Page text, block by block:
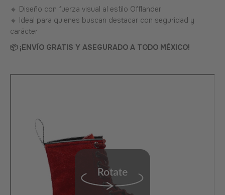
🔸 Diseño con fuerza visual al estilo Offlander
🔸 Ideal para quienes buscan destacar con seguridad y
carácter
📦 ¡ENVÍO GRATIS Y ASEGURADO A TODO MÉXICO!